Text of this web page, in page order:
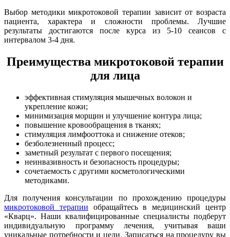
Выбор методики микротоковой терапии зависит от возраста
пациента, характера и сложности проблемы. Лучшие
результаты достигаются после курса из 5-10 сеансов с
интервалом 3-4 дня.
Преимущества микротоковой терапии
для лица
эффективная стимуляция мышечных волокон и
укрепление кожи;
минимизация морщин и улучшение контура лица;
повышение кровообращения в тканях;
стимуляция лимфооттока и снижение отеков;
безболезненный процесс;
заметный результат с первого посещения;
неинвазивность и безопасность процедуры;
сочетаемость с другими косметологическими
методиками.
Для получения консультации по прохождению процедуры
микротоковой терапии обращайтесь в медицинский центр
«Кварц». Наши квалифицированные специалисты подберут
индивидуальную программу лечения, учитывая ваши
уникальные потребности и цели. Записаться на процедуру вы